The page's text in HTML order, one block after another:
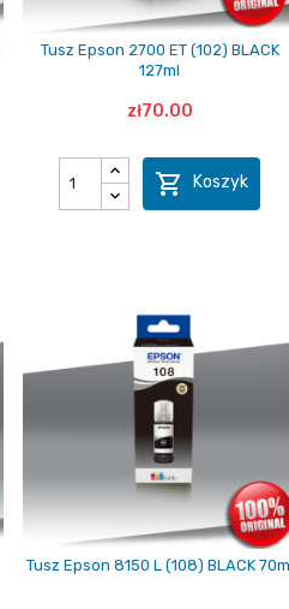
Tusz Epson 2700 ET (102) BLACK
127ml
zł70.00
 Koszyk
Tusz Epson 8150 L (108) BLACK